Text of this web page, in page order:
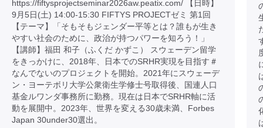
https://fiftysprojectseminar2026aw.peatix.com/ 【日時】
9月5日(土) 14:00-15:30 FIFTYS PROJECTゼミ 第1回
【テーマ】「そもそもジェンダー平等とは？誰もが生き
やすい社会のために、政治が持つパワーを知ろう！」
【講師】福田 和子（ふくだ かずこ） スウェーデン留学
をきっかけに、2018年、日本でのSRHR実現を目指す＃
なんでないのプロジェクトを開始。2021年にスウェーデ
ン・ヨーテボリ大学公衆衛生学修士号取得後、国連人口
基金ルワンダ事務所に勤務。現在は日本でSRHR軸に活
動を展開中。2023年、世界を変える30歳未満、Forbes
Japan 30under30選出。